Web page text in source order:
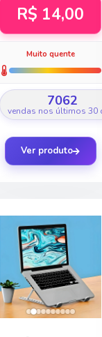
R$ 14,00
Muito quente
7062
vendas nos últimos 30
Ver produto